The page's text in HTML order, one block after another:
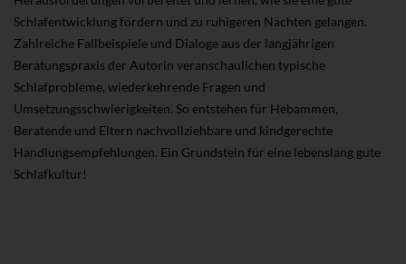
Schlafentwicklung fördern und zu ruhigeren Nächten gelangen.
Zahlreiche Fallbeispiele und Dialoge aus der langjährigen
Beratungspraxis der Autorin veranschaulichen typische
Schlafprobleme, wiederkehrende Fragen und
Umsetzungsschwierigkeiten. So entstehen für Hebammen,
Beratende und Eltern nachvollziehbare und kindgerechte
Handlungsempfehlungen. Ein Grundstein für eine lebenslang gute
Schlafkultur!